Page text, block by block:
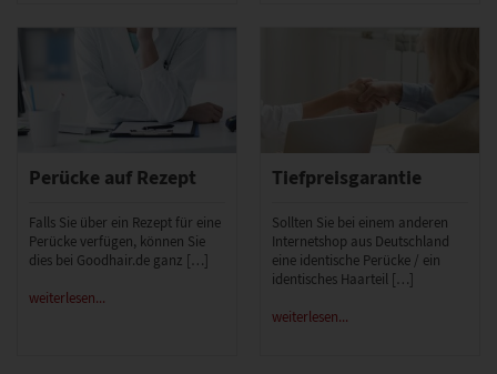
Perücke auf Rezept
Falls Sie über ein Rezept für eine
Perücke verfügen, können Sie
dies bei Goodhair.de ganz […]
weiterlesen...
Tiefpreisgarantie
Sollten Sie bei einem anderen
Internetshop aus Deutschland
eine identische Perücke / ein
identisches Haarteil […]
weiterlesen...